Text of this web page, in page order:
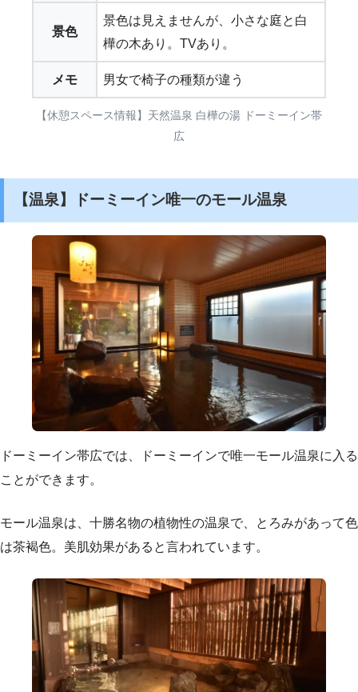
景色
景色は見えませんが、小さな庭と白
樺の木あり。TVあり。
メモ 男女で椅子の種類が違う
【休憩スペース情報】天然温泉 白樺の湯 ドーミーイン帯
広
【温泉】ドーミーイン唯一のモール温泉
ドーミーイン帯広では、ドーミーインで唯一モール温泉に入る
ことができます。
モール温泉は、十勝名物の植物性の温泉で、とろみがあって色
は茶褐色。美肌効果があると言われています。